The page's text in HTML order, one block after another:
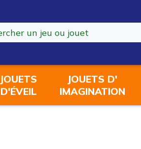
JOUETS
D'ÉVEIL
JOUETS D'
IMAGINATION